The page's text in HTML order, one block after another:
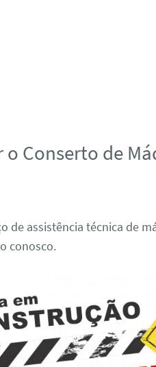
Conserto de
de assistência técnica de
conosco.